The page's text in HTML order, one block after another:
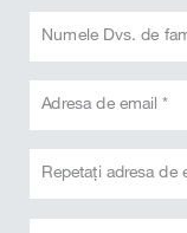
Numele Dvs. de
Adresa de email *
Repetați adresa de